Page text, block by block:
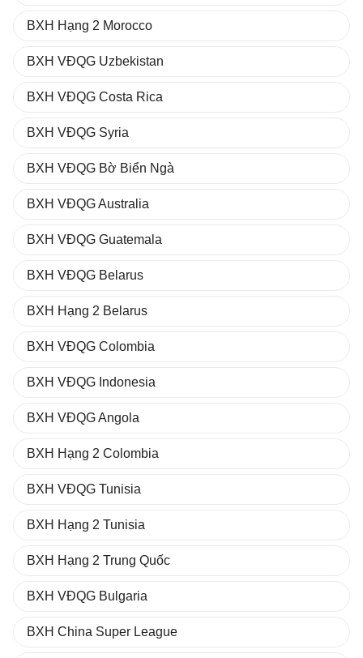
BXH Hạng 2 Morocco
BXH VĐQG Uzbekistan
BXH VĐQG Costa Rica
BXH VĐQG Syria
BXH VĐQG Bờ Biển Ngà
BXH VĐQG Australia
BXH VĐQG Guatemala
BXH VĐQG Belarus
BXH Hạng 2 Belarus
BXH VĐQG Colombia
BXH VĐQG Indonesia
BXH VĐQG Angola
BXH Hạng 2 Colombia
BXH VĐQG Tunisia
BXH Hạng 2 Tunisia
BXH Hạng 2 Trung Quốc
BXH VĐQG Bulgaria
BXH China Super League